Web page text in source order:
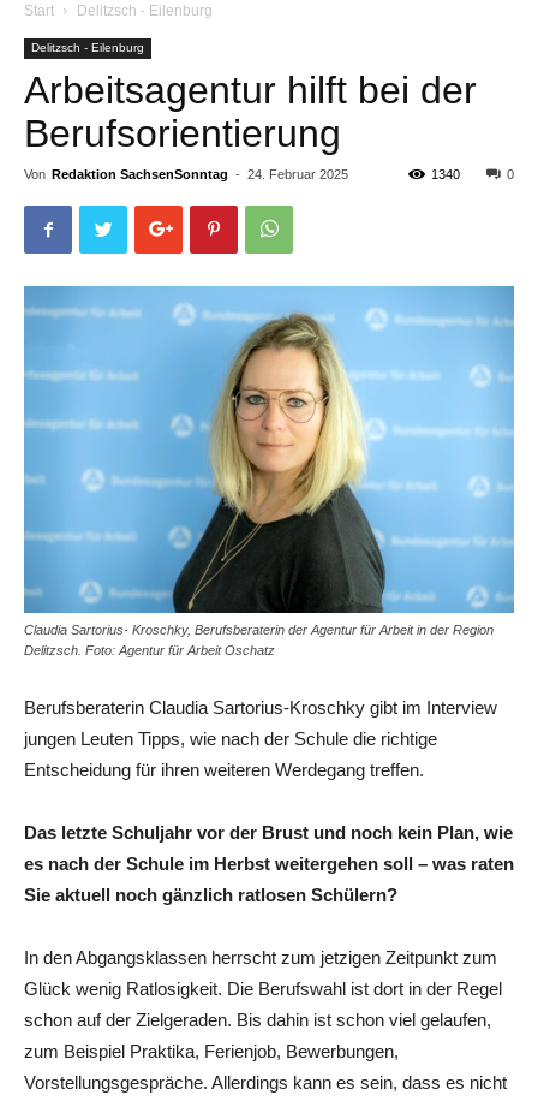
Start Delitzsch - Eilenburg
Delitzsch - Eilenburg
Arbeitsagentur hilft bei der
Berufsorientierung
Von Redaktion SachsenSonntag - 24. Februar 2025 0
1340
Claudia Sartorius- Kroschky, Berufsberaterin der Agentur für Arbeit in der Region
Delitzsch. Foto: Agentur für Arbeit Oschatz
Berufsberaterin Claudia Sartorius-Kroschky gibt im Interview
jungen Leuten Tipps, wie nach der Schule die richtige
Entscheidung für ihren weiteren Werdegang treffen.
Das letzte Schuljahr vor der Brust und noch kein Plan, wie
es nach der Schule im Herbst weitergehen soll – was raten
Sie aktuell noch gänzlich ratlosen Schülern?
In den Abgangsklassen herrscht zum jetzigen Zeitpunkt zum
Glück wenig Ratlosigkeit. Die Berufswahl ist dort in der Regel
schon auf der Zielgeraden. Bis dahin ist schon viel gelaufen,
zum Beispiel Praktika, Ferienjob, Bewerbungen,
Vorstellungsgespräche. Allerdings kann es sein, dass es nicht